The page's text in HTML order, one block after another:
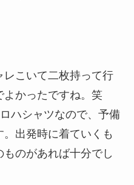
こいて二枚持って行
よかったですね。笑
ハシャツなので、予備
出発時に着ていくも
のがあれば十分でし